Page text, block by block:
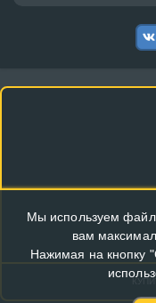
Мы используем
вам
Нажимая на кнопку